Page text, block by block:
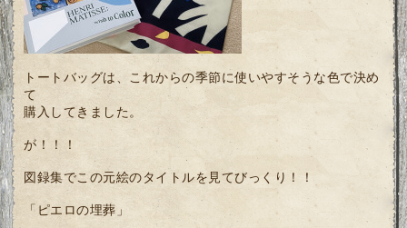
トートバッグは、これからの季節に使いやすそうな色で決め
て
購入してきました。
が！！！
図録集でこの元絵のタイトルを見てびっくり！！
「ピエロの埋葬」